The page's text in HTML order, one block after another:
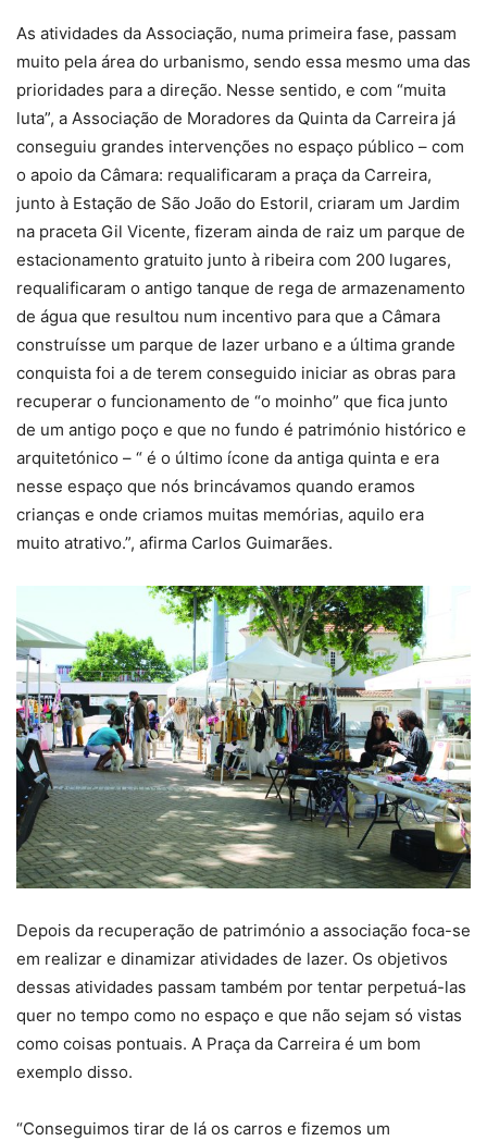
As atividades da Associação, numa primeira fase, passam
muito pela área do urbanismo, sendo essa mesmo uma das
prioridades para a direção. Nesse sentido, e com “muita
luta”, a Associação de Moradores da Quinta da Carreira já
conseguiu grandes intervenções no espaço público – com
o apoio da Câmara: requalificaram a praça da Carreira,
junto à Estação de São João do Estoril, criaram um Jardim
na praceta Gil Vicente, fizeram ainda de raiz um parque de
estacionamento gratuito junto à ribeira com 200 lugares,
requalificaram o antigo tanque de rega de armazenamento
de água que resultou num incentivo para que a Câmara
construísse um parque de lazer urbano e a última grande
conquista foi a de terem conseguido iniciar as obras para
recuperar o funcionamento de “o moinho” que fica junto
de um antigo poço e que no fundo é património histórico e
arquitetónico – “ é o último ícone da antiga quinta e era
nesse espaço que nós brincávamos quando eramos
crianças e onde criamos muitas memórias, aquilo era
muito atrativo.”, afirma Carlos Guimarães.
Depois da recuperação de património a associação foca-se
em realizar e dinamizar atividades de lazer. Os objetivos
dessas atividades passam também por tentar perpetuá-las
quer no tempo como no espaço e que não sejam só vistas
como coisas pontuais. A Praça da Carreira é um bom
exemplo disso.
“Conseguimos tirar de lá os carros e fizemos um